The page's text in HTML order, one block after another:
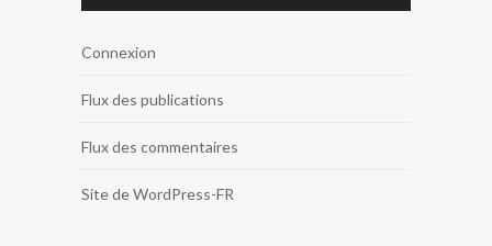
Connexion
Flux des publications
Flux des commentaires
Site de WordPress-FR